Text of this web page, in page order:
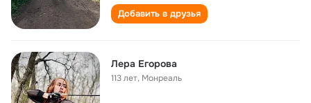
Добавить в друзья
Лера Егорова
113 лет, Монреаль